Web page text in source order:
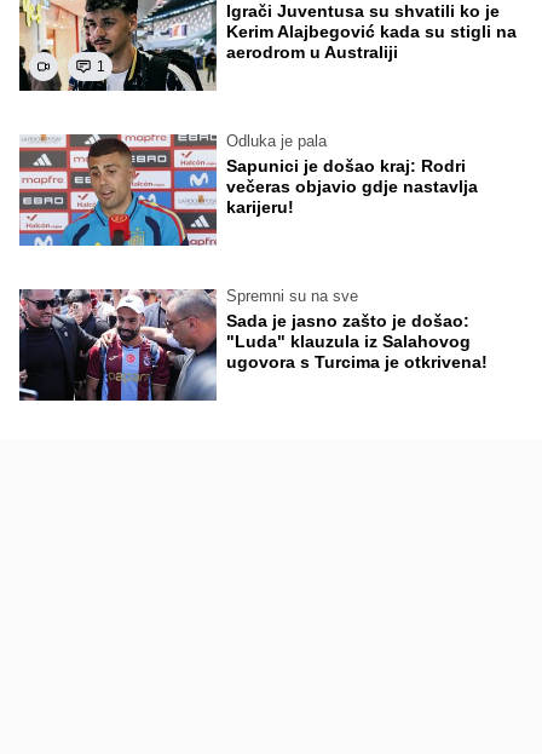
1
Igrači Juventusa su shvatili ko je
Kerim Alajbegović kada su stigli na
aerodrom u Australiji
Odluka je pala
Sapunici je došao kraj: Rodri
večeras objavio gdje nastavlja
karijeru!
Spremni su na sve
Sada je jasno zašto je došao:
"Luda" klauzula iz Salahovog
ugovora s Turcima je otkrivena!